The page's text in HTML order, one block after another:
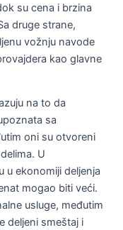
su cena i brzina
druge strane,
vožnju navode
kao glavne
na to da
sa
oni su otvoreni
U
u ekonomiji deljenja
mogao biti veći.
usluge, međutim
deljeni smeštaj i